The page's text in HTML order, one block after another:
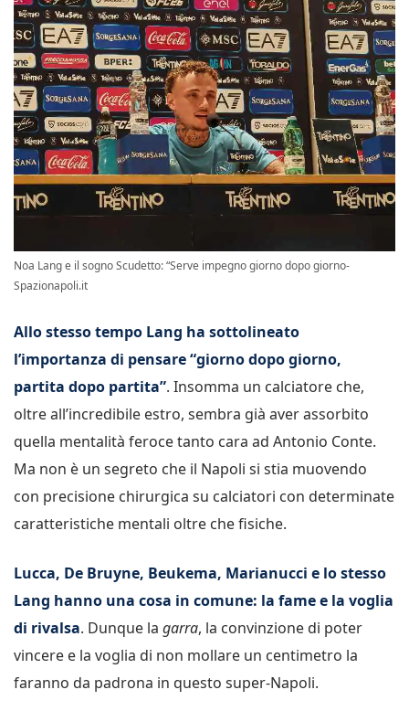
Noa Lang e il sogno Scudetto: “Serve impegno giorno dopo giorno-
Spazionapoli.it
Allo stesso tempo Lang ha sottolineato
l’importanza di pensare “giorno dopo giorno,
partita dopo partita”. Insomma un calciatore che,
oltre all’incredibile estro, sembra già aver assorbito
quella mentalità feroce tanto cara ad Antonio Conte.
Ma non è un segreto che il Napoli si stia muovendo
con precisione chirurgica su calciatori con determinate
caratteristiche mentali oltre che fisiche.
Lucca, De Bruyne, Beukema, Marianucci e lo stesso
Lang hanno una cosa in comune: la fame e la voglia
di rivalsa. Dunque la garra, la convinzione di poter
vincere e la voglia di non mollare un centimetro la
faranno da padrona in questo super-Napoli.